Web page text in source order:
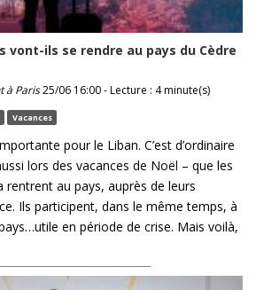
vont-ils se rendre au pays du Cèdre
à Paris25/06 16:00 - Lecture : 4 minute(s)
Vacances
pour le Liban. C’est d’ordinaire
lors des vacances de Noël – que les
rentrent au pays, auprès de leurs
Ils participent, dans le même temps, à
en période de crise. Mais voilà,